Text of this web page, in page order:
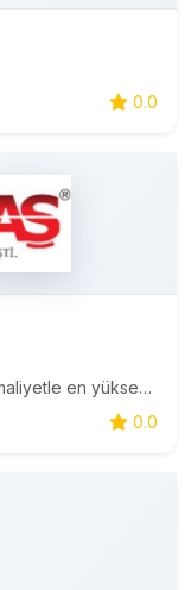
0.0
Çevreye duyarlı, rekabet edilebilir, az maliyetle en yüksek verimi elde ederek, yeni fikirlere ve gelişmelere açık, müşteri memnuniyetini menfaatlerinden önde tutarak, beklentilerin üstünde hizmet vermeyi amaç edinen ve sorumluluk duygusuna sahip dinamik kadrosuyla BORTAŞ kalitesini yaşatmaktır.
0.0